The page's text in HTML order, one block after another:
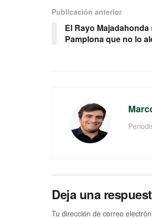
Publicación anterior
El Rayo
Pamplona que no lo
Deja una
Tu dirección de correo